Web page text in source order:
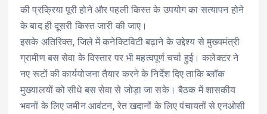
की प्रक्रिया पूरी होने और पहली किस्त के उपयोग का सत्यापन होने
के बाद ही दूसरी किस्त जारी की जाए।
इसके अतिरिक्त, जिले में कनेक्टिविटी बढ़ाने के उद्देश्य से मुख्यमंत्री
ग्रामीण बस सेवा के विस्तार पर भी महत्वपूर्ण चर्चा हुई। कलेक्टर ने
नए रूटों की कार्ययोजना तैयार करने के निर्देश दिए ताकि ब्लॉक
मुख्यालयों को सीधे बस सेवा से जोड़ा जा सके। बैठक में शासकीय
भवनों के लिए जमीन आवंटन, रेत खदानों के लिए पंचायतों से एनओसी